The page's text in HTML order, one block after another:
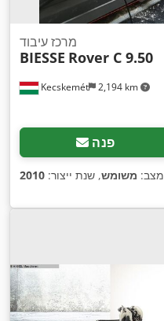
Kecskemét 2,194 km
מרכז עיבוד
BIESSE Rover C 9.50
פנה
מצב: משומש, שנת ייצור: 2010